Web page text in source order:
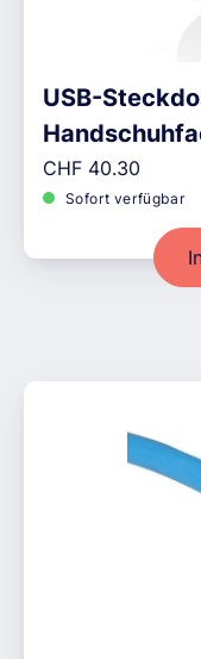
USB-
Regulärer Preis:
CHF 40.30
Sofort verfügbar